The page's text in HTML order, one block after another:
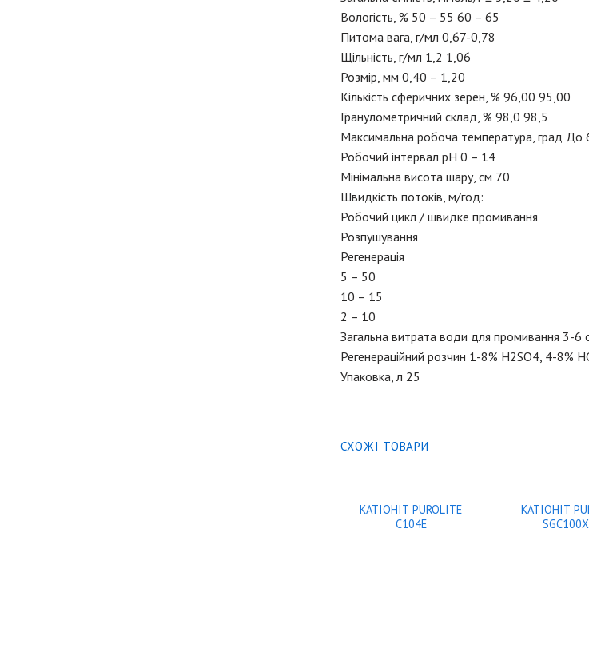
Вологість, % 50 – 55 60 – 65
Питома вага, г/мл 0,67-0,78
Щільність, г/мл 1,2 1,06
Розмір, мм 0,40 – 1,20
Кількість сферичних зерен, % 96,00 95,00
Гранулометричний склад, % 98,0 98,5
Максимальна робоча температура, град До
Робочий інтервал рН 0 – 14
Мінімальна висота шару, см 70
Швидкість потоків, м/год:
Робочий цикл / швидке промивання
Розпушування
Регенерація
5 – 50
10 – 15
2 – 10
Загальна витрата води для промивання 3-6
Регенераційний розчин 1-8% H2SO4, 4-8%
Упаковка, л 25
СХОЖІ ТОВАРИ
КАТІОНІТ PUROLITE
C104E
КАТІОНІТ